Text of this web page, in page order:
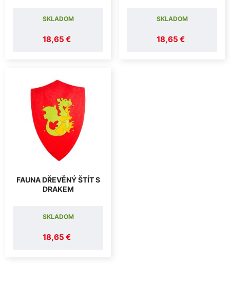
18,65 €
SKLADOM
18,65 €
SKLADOM
FAUNA DŘEVĚNÝ ŠTÍT S
DRAKEM
18,65 €
SKLADOM